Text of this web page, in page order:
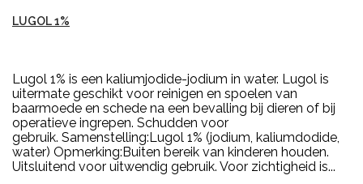
LUGOL 1%
Lugol 1% is een kaliumjodide-jodium in water. Lugol is
uitermate geschikt voor reinigen en spoelen van
baarmoede en schede na een bevalling bij dieren of bij
operatieve ingrepen. Schudden voor
gebruik. Samenstelling:Lugol 1% (jodium, kaliumdodide,
water) Opmerking:Buiten bereik van kinderen houden.
Uitsluitend voor uitwendig gebruik. Voor zichtigheid is...